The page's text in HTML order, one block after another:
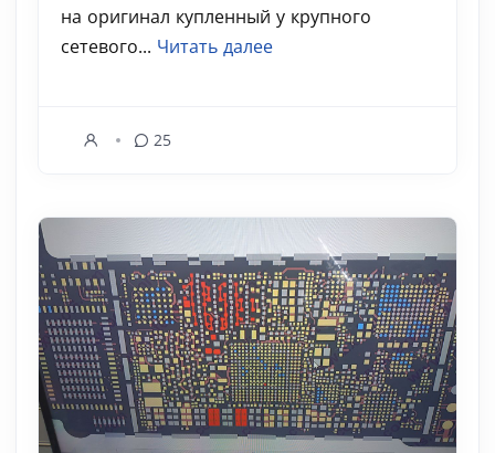
на оригинал купленный у крупного
сетевого... Читать далее
25